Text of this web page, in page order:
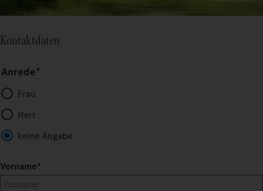
Kontaktdaten
Anrede*
Frau
Herr
keine Angabe
Vorname*